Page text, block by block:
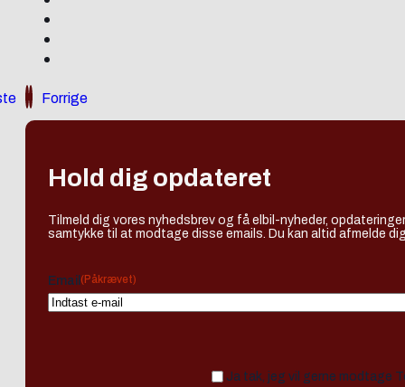
Forrige
Hold dig opdateret
Tilmeld dig vores nyhedsbrev og få elbil-nyheder,
samtykke til at modtage disse emails. Du kan altid afmelde
Email (Påkrævet)
Ja tak, jeg vil gerne modtage